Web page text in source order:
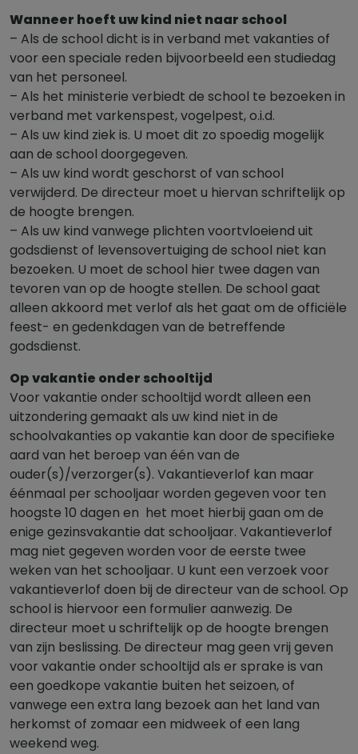
Wanneer hoeft uw kind niet naar school
– Als de school dicht is in verband met vakanties of
voor een speciale reden bijvoorbeeld een studiedag
van het personeel.
– Als het ministerie verbiedt de school te bezoeken in
verband met varkenspest, vogelpest, o.i.d.
– Als uw kind ziek is. U moet dit zo spoedig mogelijk
aan de school doorgegeven.
– Als uw kind wordt geschorst of van school
verwijderd. De directeur moet u hiervan schriftelijk op
de hoogte brengen.
– Als uw kind vanwege plichten voortvloeiend uit
godsdienst of levensovertuiging de school niet kan
bezoeken. U moet de school hier twee dagen van
tevoren van op de hoogte stellen. De school gaat
alleen akkoord met verlof als het gaat om de officiële
feest- en gedenkdagen van de betreffende
godsdienst.
Op vakantie onder schooltijd
Voor vakantie onder schooltijd wordt alleen een
uitzondering gemaakt als uw kind niet in de
schoolvakanties op vakantie kan door de specifieke
aard van het beroep van één van de
ouder(s)/verzorger(s). Vakantieverlof kan maar
éénmaal per schooljaar worden gegeven voor ten
hoogste 10 dagen en het moet hierbij gaan om de
enige gezinsvakantie dat schooljaar. Vakantieverlof
mag niet gegeven worden voor de eerste twee
weken van het schooljaar. U kunt een verzoek voor
vakantieverlof doen bij de directeur van de school. Op
school is hiervoor een formulier aanwezig. De
directeur moet u schriftelijk op de hoogte brengen
van zijn beslissing. De directeur mag geen vrij geven
voor vakantie onder schooltijd als er sprake is van
een goedkope vakantie buiten het seizoen, of
vanwege een extra lang bezoek aan het land van
herkomst of zomaar een midweek of een lang
weekend weg.